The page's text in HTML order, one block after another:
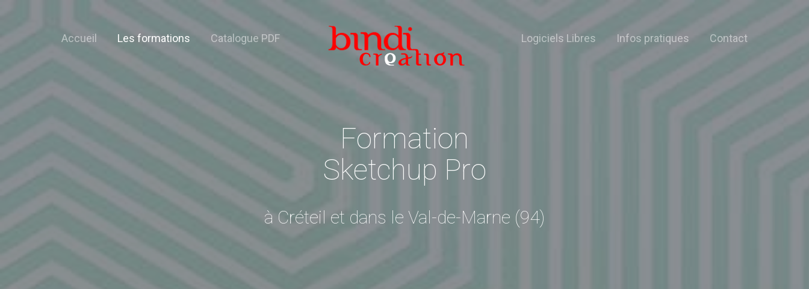
Accueil Les formations Catalogue PDF Logiciels Libres Infos pratiques Contact
Formation
Sketchup Pro
à Créteil et dans le Val-de-Marne (94)